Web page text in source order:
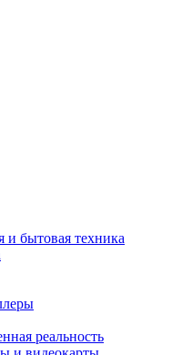
и бытовая техника
реальность